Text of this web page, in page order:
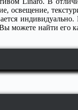
освещение,
можете найти его